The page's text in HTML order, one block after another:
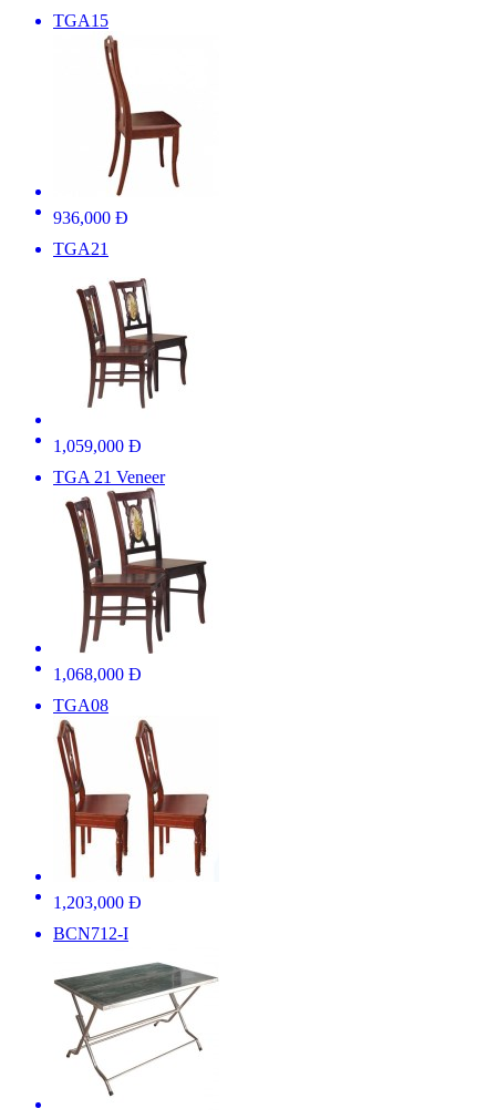
TGA15
936,000 Đ
TGA21
1,059,000 Đ
TGA 21 Veneer
1,068,000 Đ
TGA08
1,203,000 Đ
BCN712-I